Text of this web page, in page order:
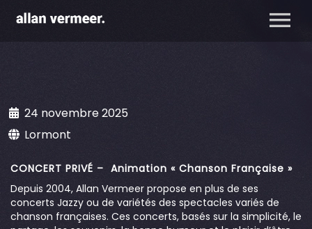
24 novembre 2025
Lormont
CONCERT PRIVÉ – Animation « Chanson Française »
Depuis 2004, Allan Vermeer propose en plus de ses
concerts Jazzy ou de variétés des spectacles variés de
chanson françaises. Ces concerts, basés sur la simplicité, le